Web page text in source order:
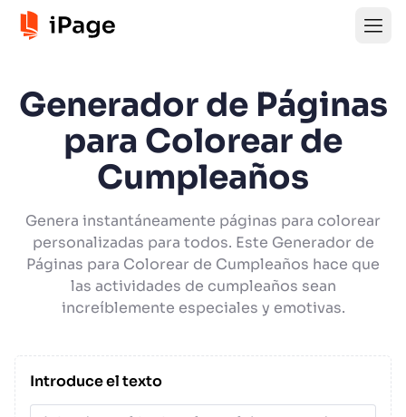
Generador de Páginas
para Colorear de
Cumpleaños
Genera instantáneamente páginas para colorear
personalizadas para todos. Este Generador de
Páginas para Colorear de Cumpleaños hace que
las actividades de cumpleaños sean
increíblemente especiales y emotivas.
Introduce el texto